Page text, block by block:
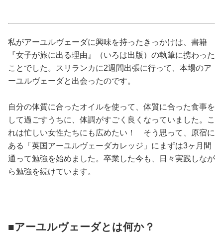
性と愛
ゲーム
私がアーユルヴェーダに興味を持ったきっかけは、書籍
『女子が旅に出る理由』（いろは出版）の執筆に携わった
ことでした。スリランカに2週間出張に行って、本場のア
ーユルヴェーダと出会ったのです。
自分の体質に合ったオイルを使って、体質に合った食事を
して過ごすうちに、体調がすごく良くなっていました。こ
れは忙しい女性たちにも広めたい！ そう思って、原宿に
ある「英国アーユルヴェーダカレッジ」にまずは3ヶ月間
通って勉強を始めました。卒業した今も、日々実践しなが
ら勉強を続けています。
■アーユルヴェーダとは何か？